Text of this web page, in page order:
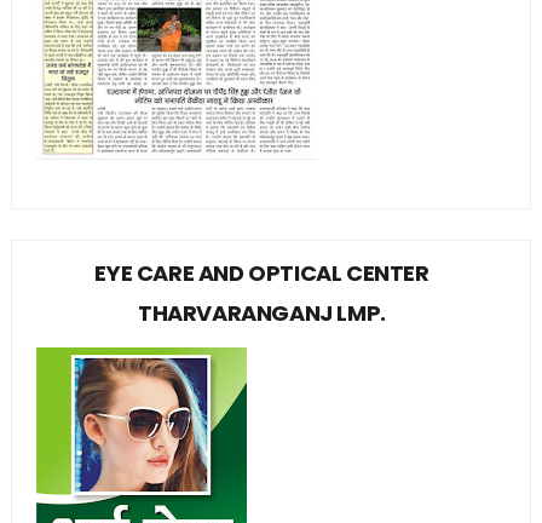
EYE CARE AND OPTICAL CENTER
THARVARANGANJ LMP.